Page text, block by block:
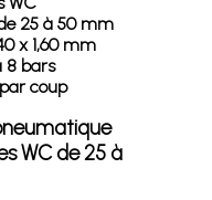
25 à 50 mm
x 1,60 mm
8 bars
coup
WC de 25 à